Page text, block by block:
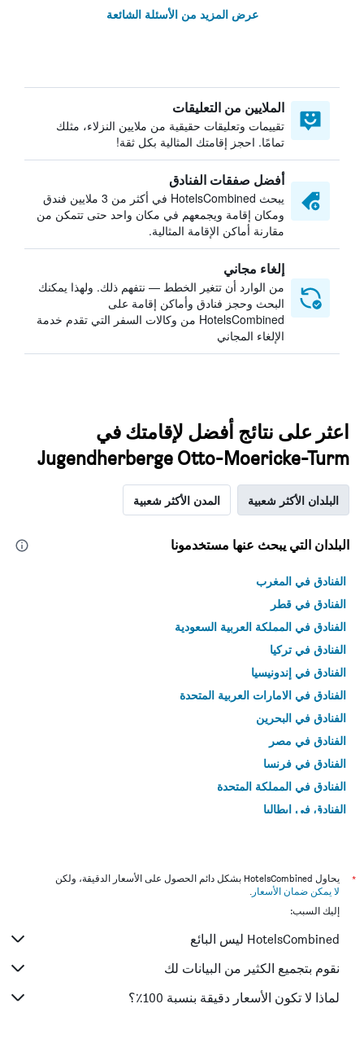
عرض المزيد من الأسئلة الشائعة
الملايين من التعليقات
تقييمات وتعليقات حقيقية من ملايين النزلاء، مثلك
تمامًا. احجز إقامتك المثالية بكل ثقة!
أفضل صفقات الفنادق
يبحث HotelsCombined في أكثر من 3 ملايين فندق
ومكان إقامة ويجمعهم في مكان واحد حتى تتمكن من
مقارنة أماكن الإقامة المثالية.
إلغاء مجاني
من الوارد أن تتغير الخطط — نتفهم ذلك. ولهذا يمكنك
البحث وحجز فنادق وأماكن إقامة على
HotelsCombined من وكالات السفر التي تقدم خدمة
الإلغاء المجاني
اعثر على نتائج أفضل لإقامتك في
Jugendherberge Otto-Moericke-Turm
البلدان الأكثر شعبية المدن الأكثر شعبية
البلدان التي يبحث عنها مستخدمونا
الفنادق في المغرب
الفنادق في قطر
الفنادق في المملكة العربية السعودية
الفنادق في تركيا
الفنادق في إندونيسيا
الفنادق في الامارات العربية المتحدة
الفنادق في البحرين
الفنادق في مصر
الفنادق في فرنسا
الفنادق في المملكة المتحدة
الفنادق في إيطاليا
*
يحاول HotelsCombined بشكل دائم الحصول على الأسعار الدقيقة، ولكن
لا يمكن ضمان الأسعار .
إليك السبب:
HotelsCombined ليس البائع
نقوم بتجميع الكثير من البيانات لك
لماذا لا تكون الأسعار دقيقة بنسبة 100٪؟